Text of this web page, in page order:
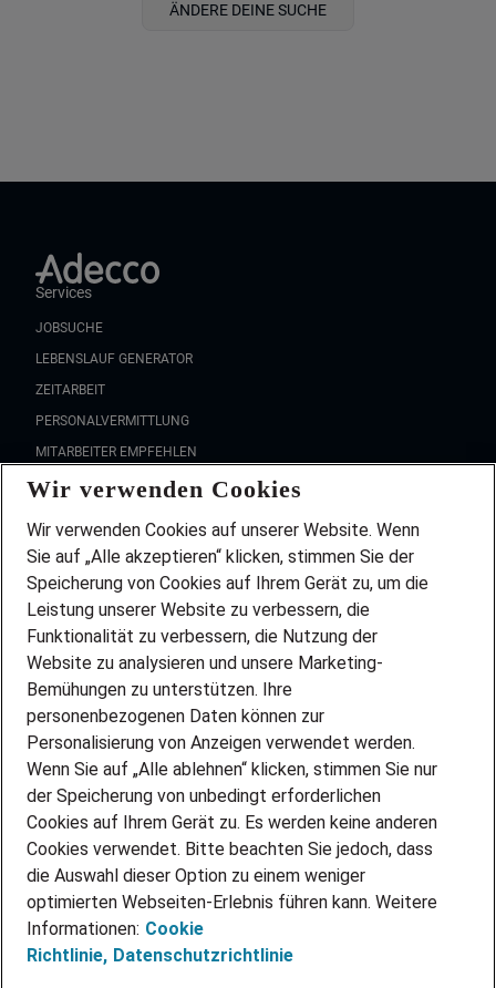
ÄNDERE DEINE SUCHE
Services
JOBSUCHE
LEBENSLAUF GENERATOR
ZEITARBEIT
PERSONALVERMITTLUNG
MITARBEITER EMPFEHLEN
FAQ
Wir stellen ein!
DEINE BERUFSGRUPPE
DEINE LEBENSSITUATION
PARTNERSHIP WITH AIRBUS
INITIATIV BEWERBEN
ÜBER UNS
STANDORTE
BLOG
PRESSE
KONTAKT
@Adecco 2026
IMPRESSUM
DATENSCHUTZ
Wir verwenden Cookies
Wir verwenden Cookies auf unserer Website. Wenn
Sie auf „Alle akzeptieren“ klicken, stimmen Sie der
Speicherung von Cookies auf Ihrem Gerät zu, um die
Leistung unserer Website zu verbessern, die
Funktionalität zu verbessern, die Nutzung der
Website zu analysieren und unsere Marketing-
Bemühungen zu unterstützen. Ihre
personenbezogenen Daten können zur
Personalisierung von Anzeigen verwendet werden.
Wenn Sie auf „Alle ablehnen“ klicken, stimmen Sie nur
der Speicherung von unbedingt erforderlichen
Cookies auf Ihrem Gerät zu. Es werden keine anderen
Cookies verwendet. Bitte beachten Sie jedoch, dass
die Auswahl dieser Option zu einem weniger
optimierten Webseiten-Erlebnis führen kann. Weitere
Informationen: Cookie
Richtlinie, Datenschutzrichtlinie